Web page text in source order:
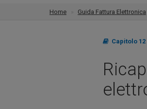
Home Guida Fattura Elettronica
Capitolo 12